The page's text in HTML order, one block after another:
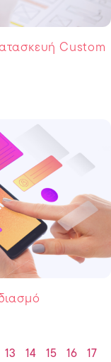
Custom
13 14 15 16
17